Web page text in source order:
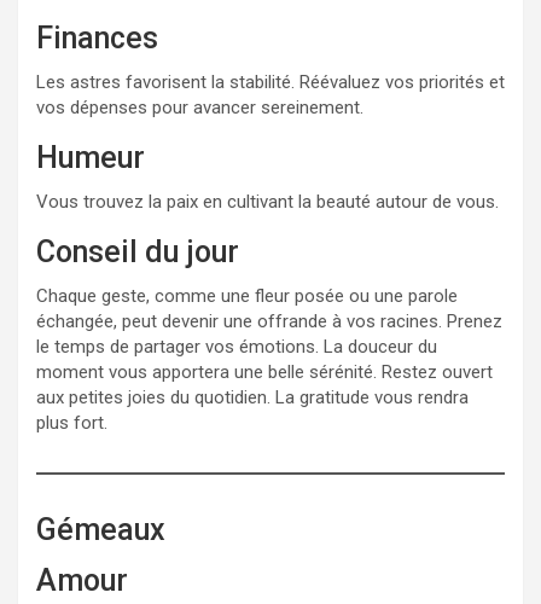
Finances
Les astres favorisent la stabilité. Réévaluez vos priorités et
vos dépenses pour avancer sereinement.
Humeur
Vous trouvez la paix en cultivant la beauté autour de vous.
Conseil du jour
Chaque geste, comme une fleur posée ou une parole
échangée, peut devenir une offrande à vos racines. Prenez
le temps de partager vos émotions. La douceur du
moment vous apportera une belle sérénité. Restez ouvert
aux petites joies du quotidien. La gratitude vous rendra
plus fort.
Gémeaux
Amour